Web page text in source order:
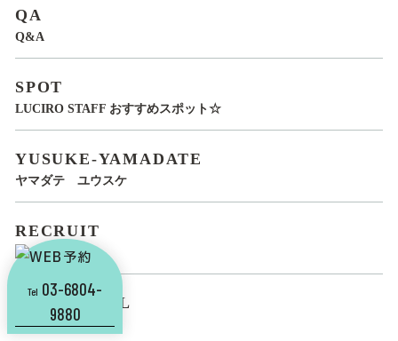
QA
Q&A
SPOT
LUCIRO STAFF おすすめスポット☆
YUSUKE-YAMADATE
ヤマダテ ユウスケ
RECRUIT
スタッフ求人
CUTSCHOOL
CUT SCHOOL
Tel 03-6804-
9880